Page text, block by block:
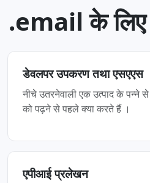
.email के लिए
डेवलपर उपकरण तथा एसएएस
नीचे उतरनेवाली एक उत्पाद के पन्‍ने
को पढ़ने से पहले क्या करते हैं ।
एपीआई प्रलेखन